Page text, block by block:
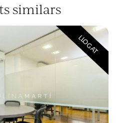
similars
LLOGAT